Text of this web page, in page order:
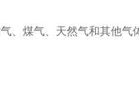
、煤气、天然气和其他气